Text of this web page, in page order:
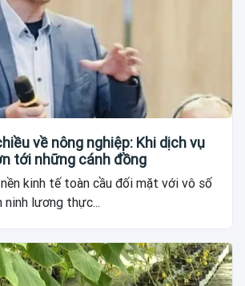
về nông nghiệp: Khi dịch vụ
tới những cánh đồng
kinh tế toàn cầu đối mặt với vô số
ninh lương thực...